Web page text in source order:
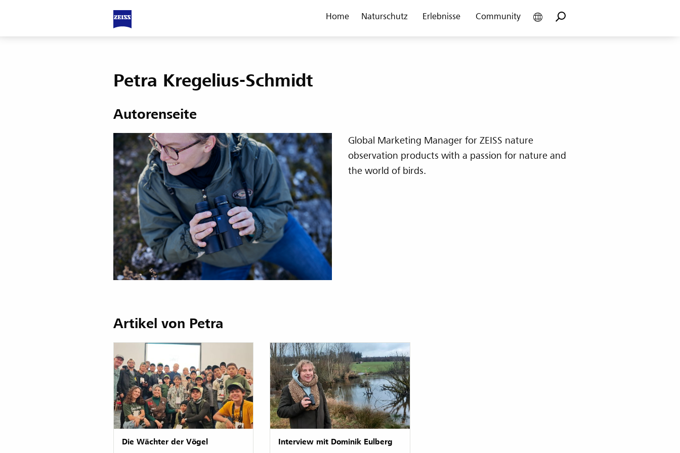
Home Naturschutz Erlebnisse Community
Petra Kregelius-Schmidt
Autorenseite
Global Marketing Manager for ZEISS nature
observation products with a passion for nature and
the world of birds.
Artikel von Petra
Die Wächter der Vögel Interview mit Dominik Eulberg